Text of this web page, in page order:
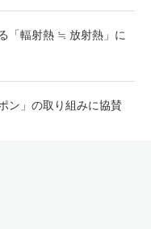
「輻射熱 ≒ 放射熱」に
ン」の取り組みに協賛